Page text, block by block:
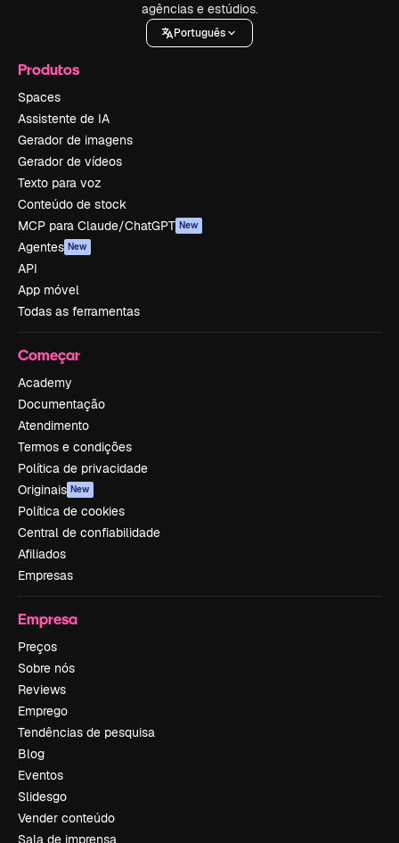
agências e estúdios.
Português
Produtos
Spaces
Assistente de IA
Gerador de imagens
Gerador de vídeos
Texto para voz
Conteúdo de stock
MCP para Claude/ChatGPT New
Agentes New
API
App móvel
Todas as ferramentas
Começar
Academy
Documentação
Atendimento
Termos e condições
Política de privacidade
Originais New
Política de cookies
Central de confiabilidade
Afiliados
Empresas
Empresa
Preços
Sobre nós
Reviews
Emprego
Tendências de pesquisa
Blog
Eventos
Slidesgo
Vender conteúdo
Sala de imprensa